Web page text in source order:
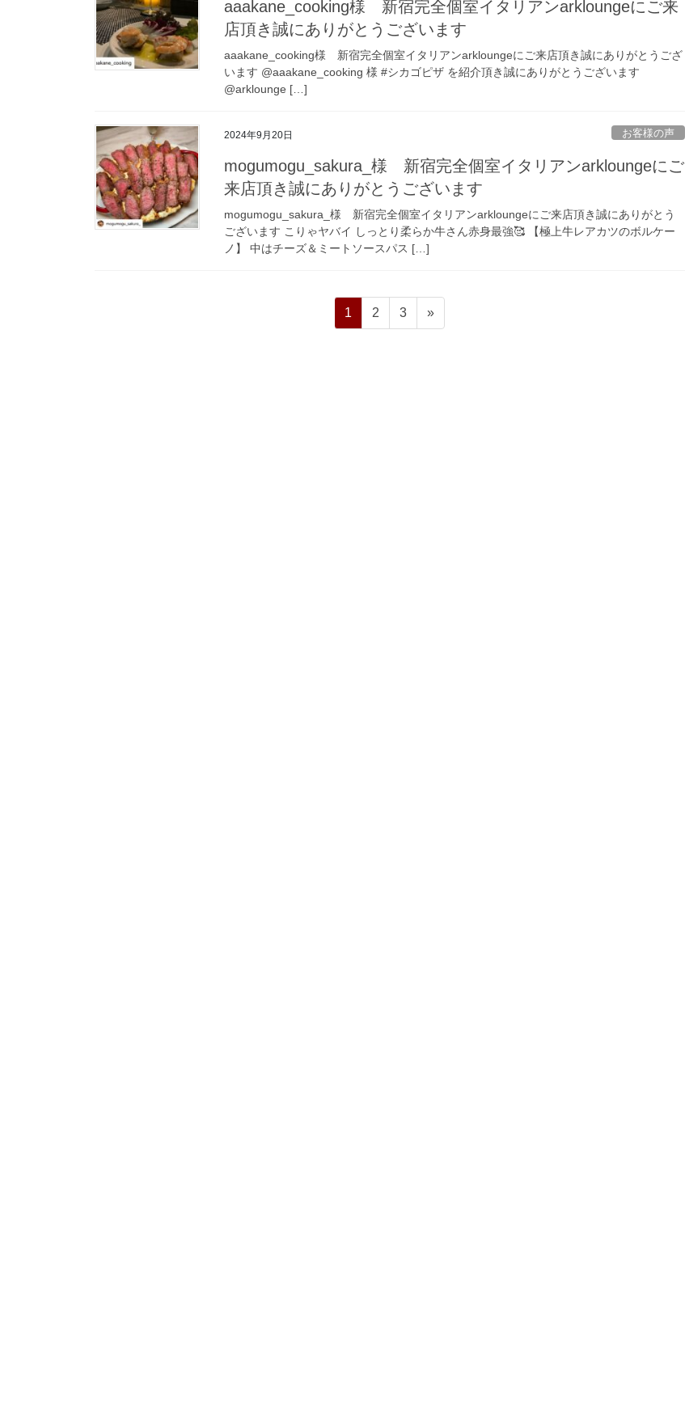
aaakane_cooking様 新宿完全個室イタリアンarkloungeにご来
店頂き誠にありがとうございます
aaakane_cooking様 新宿完全個室イタリアンarkloungeにご来店頂き誠にありがとうござ
います @aaakane_cooking 様 #シカゴピザ を紹介頂き誠にありがとうございます
@arklounge […]
2024年9月20日 お客様の声
mogumogu_sakura_様 新宿完全個室イタリアンarkloungeにご
来店頂き誠にありがとうございます
mogumogu_sakura_様 新宿完全個室イタリアンarkloungeにご来店頂き誠にありがとう
ございます こりゃヤバイ しっとり柔らか牛さん赤身最強🥰 【極上牛レアカツのボルケー
ノ】 中はチーズ＆ミートソースパス […]
ペ
ー
1
ペ
ー
2
ペ
ー
3 »